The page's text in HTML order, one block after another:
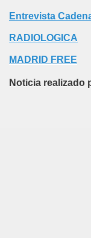
Entrevista
RADIOLOGICA
MADRID FREE
Noticia realizado